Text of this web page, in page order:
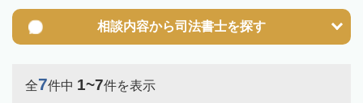
相談内容から司法書士を探す
全7件中 1~7件を表示